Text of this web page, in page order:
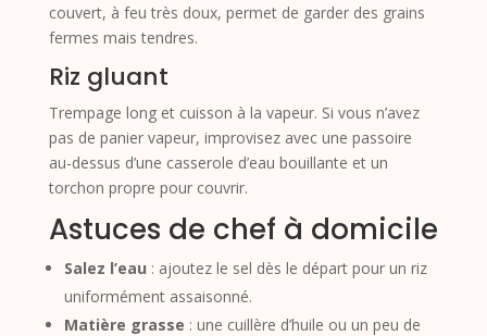
couvert, à feu très doux, permet de garder des grains
fermes mais tendres.
Riz gluant
Trempage long et cuisson à la vapeur. Si vous n’avez
pas de panier vapeur, improvisez avec une passoire
au-dessus d’une casserole d’eau bouillante et un
torchon propre pour couvrir.
Astuces de chef à domicile
Salez l’eau : ajoutez le sel dès le départ pour un riz
uniformément assaisonné.
Matière grasse : une cuillère d’huile ou un peu de